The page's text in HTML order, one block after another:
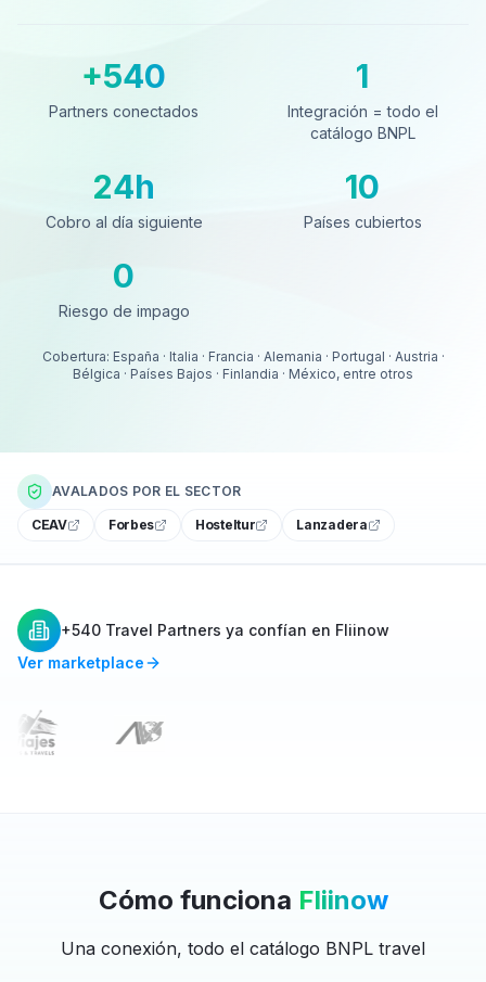
Partners conectados
+540
Partners conectados
Integración = todo el
1
Integración = todo el
catálogo BNPL
Cobro al día siguiente
24h
Cobro al día siguiente
Países cubiertos
10
Países cubiertos
Riesgo de impago
0
Riesgo de impago
Cobertura: España · Italia · Francia · Alemania · Portugal · Austria ·
Bélgica · Países Bajos · Finlandia · México, entre otros
AVALADOS POR EL SECTOR
CEAV Forbes Hosteltur Lanzadera
+540 Travel Partners ya confían en Fliinow
Ver marketplace
Cómo funciona Fliinow
Una conexión, todo el catálogo BNPL travel